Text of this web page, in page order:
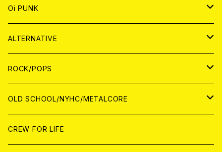
ANALOG
CD
ANALOG
JAPAN
WORLD
ANALOG
JAPAN
WORLD
JAPAN
CD
ANALOG
WORLD
CD
ANALOG
Oi PUNK
JAPAN
CD
ANALOG
WOLRD
CD
ANALOG
ALTERNATIVE
JAPAN
CD
ANALOG
WORLD
CD
ROCK/POPS
JAPAN
CD
WORLD
OLD SCHOOL/NYHC/METALCORE
JAPAN
CREW FOR LIFE